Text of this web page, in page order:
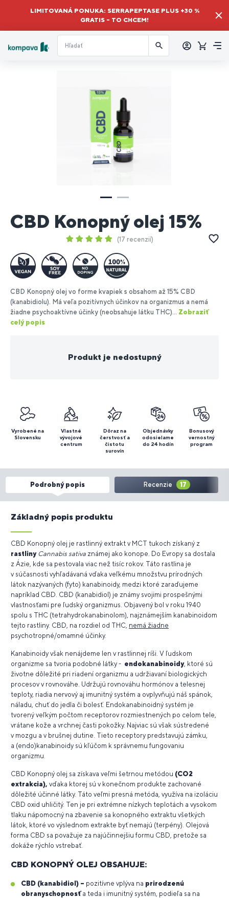
LIMITOVANÁ PONUKA: SERRAPEPTASE PLUS +30 %
GRATIS – TO CHCEM!
sa
Košík
CBD Konopný olej 15%
17 recenzií
CBD Konopný olej vo forme kvapiek s obsahom až 15% CBD
(kanabidiolu). Má veľa pozitívnych účinkov na organizmus a nemá
žiadne psychoaktívne účinky (neobsahuje látku THC)... Zobraziť
celý popis
Produkt je nedostupný
Vyrobené na
Slovensku
Vlastné
vývojové
centrum
Dôraz na
čerstvosť a
čistotu
surovín
Objednávky
odosielame
do 24 hodín
Bonusový
vernostný
program
Podrobný popis Recenzie 17
Základný popis produktu
CBD Konopný olej je rastlinný extrakt v MCT tukoch získaný z
rastliny Cannabis sativa známej ako konope. Do Evropy sa dostala
z Ázie, kde sa pestovala viac než tisíc rokov. Táto rastlina je
v súčasnosti vyhľadávaná vďaka veľkému množstvu prírodných
látok nazývaných (fyto) kanabinoidy, medzi ktoré zaraďujeme
napríklad CBD. CBD (kanabidiol) je známy svojimi prospešnými
vlastnosťami pre ľudský organizmus. Objavený bol v roku 1940
spolu s THC (tetrahydrokanabinolom), najznámejším kanabinoidom
tejto rastliny. CBD, na rozdiel od THC, nemá žiadne
psychotropné/omamné účinky.
Kanabinoidy však nenájdeme len v rastlinnej ríši. V ľudskom
organizme sa tvoria podobné látky - endokanabinoidy, ktoré sú
životne dôležité pri riadení organizmu a udržiavaní biologických
procesov v rovnováhe. Udržujú rovnováhu hormónov a telesnej
teploty, riadia nervový aj imunitný systém a ovplyvňujú náš spánok,
náladu, chuť do jedla či bolesť. Endokanabinoidný systém je
tvorený veľkým počtom receptorov rozmiestnených po celom tele,
vrátane kože a vrchnej časti pokožky. Najviac sú však sústredené
v mozgu a v brušnej dutine. Tieto receptory predstavujú zámku,
a (endo)kanabinoidy sú kľúčom k správnemu fungovaniu
organizmu.
CBD Konopný olej sa získava veľmi šetrnou metódou (CO2
extrakcia), vďaka ktorej sú v konečnom produkte zachované
dôležité účinné látky. Táto veľmi presná metóda, využíva na izoláciu
CBD oxid uhličitý. Ten je pri extrémne nízkych teplotách a vysokom
tlaku nápomocný na zbavenie sa konopného extraktu všetkých
látok, ktoré vo výslednom extrakte byť nemajú (terpény). Olejová
forma CBD sa považuje za najúčinnejšiu formu CBD, pretože sa
dokáže rýchlo vstrebať.
CBD KONOPNÝ OLEJ OBSAHUJE:
CBD (kanabidiol) – pozitívne vplýva na prirodzenú
obranyschopnosťa teda i imunitný systém, podieľa sa na